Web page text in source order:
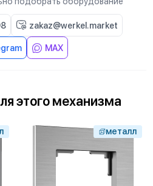
zakaz@werkel.market
MAX
этого механизма
металл